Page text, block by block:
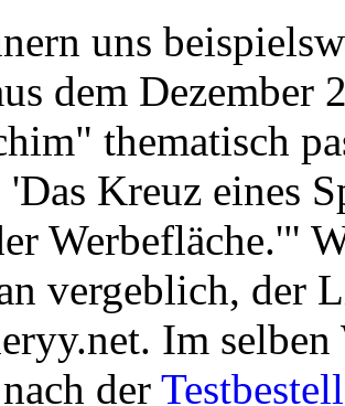
uns
dem Dezember
thematisch
'Das Kreuz eines
Werbefläche.'"
vergeblich, der
Im
der